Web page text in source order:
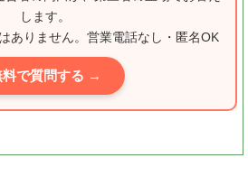
します。
ありません。営業電話なし・匿名OK
料で質問する →